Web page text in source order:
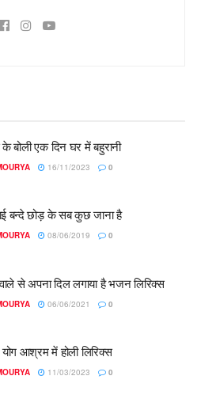
बोली एक दिन घर में बहुरानी
16/11/2023 0
बन्दे छोड़ के सब कुछ जाना है
08/06/2019 0
से अपना दिल लगाया है भजन लिरिक्स
06/06/2021 0
आश्रम में होली लिरिक्स
11/03/2023 0